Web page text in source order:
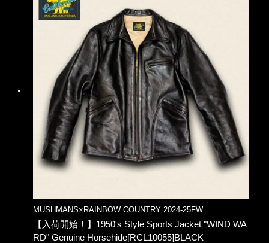
MUSHMANS×RAINBOW COUNTRY 2024-25FW
【入荷開始！】1950's Style Sports Jacket "WIND WA
RD" Genuine Horsehide[RCL10055]BLACK